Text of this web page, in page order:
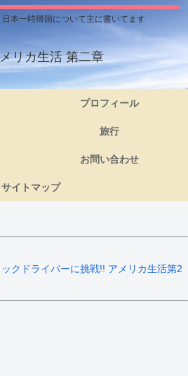
本一時帰国について主に書いてます
リカ生活 第二章
プロフィール
旅行
お問い合わせ
サイトマップ
クドライバーに挑戦!! アメリカ生活第2